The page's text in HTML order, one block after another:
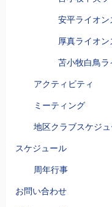
安平ライオン
厚真ライオ
苫小牧白鳥
アクティビティ
ミーティング
地区クラブスケジ
スケジュール
周年行事
お問い合わせ